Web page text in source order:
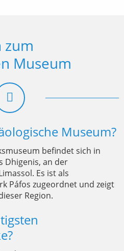
zum
Museum
Museum?
befindet sich in
Dhigenis, an der
Es ist als
Páfos zugeordnet und zeigt
Region.